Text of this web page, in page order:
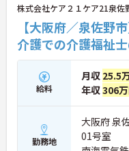
株式会社ケア２１ケア21泉佐
【大阪府／泉佐
介護での介護福祉士
給料
月収 25.5
年収306
勤務地
大阪府 泉
01号室